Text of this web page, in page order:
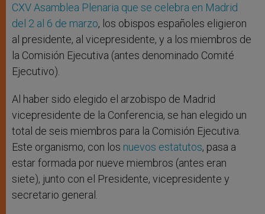
CXV Asamblea Plenaria que se celebra en Madrid
del 2 al 6 de marzo, los obispos españoles eligieron
al presidente, al vicepresidente, y a los miembros de
la Comisión Ejecutiva (antes denominado Comité
Ejecutivo).
Al haber sido elegido el arzobispo de Madrid
vicepresidente de la Conferencia, se han elegido un
total de seis miembros para la Comisión Ejecutiva.
Este organismo, con los nuevos estatutos, pasa a
estar formada por nueve miembros (antes eran
siete), junto con el Presidente, vicepresidente y
secretario general.